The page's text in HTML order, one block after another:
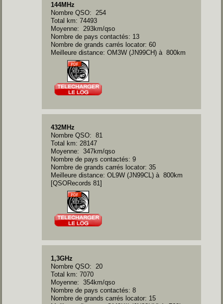
144MHz
Nombre QSO: 254
Total km: 74493
Moyenne: 293km/qso
Nombre de pays contactés: 13
Nombre de grands carrés locator: 60
Meilleure distance: OM3W (JN99CH) à 800km
432MHz
Nombre QSO: 81
Total km: 28147
Moyenne: 347km/qso
Nombre de pays contactés: 9
Nombre de grands carrés locator: 35
Meilleure distance: OL9W (JN99CL) à 800km
[QSORecords 81]
1,3GHz
Nombre QSO: 20
Total km: 7070
Moyenne: 354km/qso
Nombre de pays contactés: 8
Nombre de grands carrés locator: 15